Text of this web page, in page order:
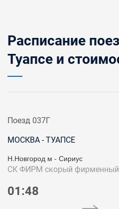
Расписание
Туапсе и
Поезд 037Г
МОСКВА - ТУАПСЕ
Н.Новгород м - Сириус
СК ФИРМ скорый фирменный
01:48